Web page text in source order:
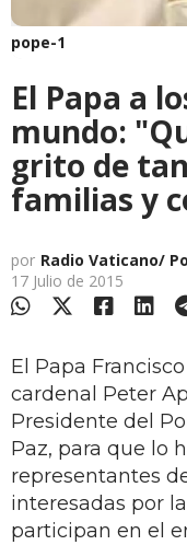
pope-1
El Papa a
mundo:
grito de
familias y
por Radio Vaticano/
17 Julio de 2015
El Papa
cardenal Peter
Presidente del
Paz, para que lo
representantes
interesadas por
participan en el